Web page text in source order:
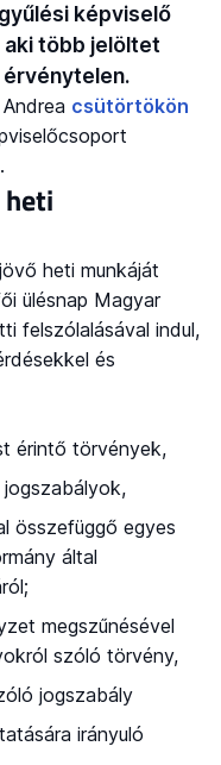
képviselő
aki több jelöltet
érvénytelen.
csütörtökön
heti
heti munkáját
ülésnap Magyar
felszólalásával indul,
és
érintő törvények,
összefüggő egyes
által
megszűnésével
szóló törvény,
jogszabály
irányuló